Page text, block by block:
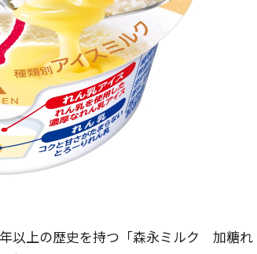
以上の歴史を持つ「森永ミルク 加糖れ